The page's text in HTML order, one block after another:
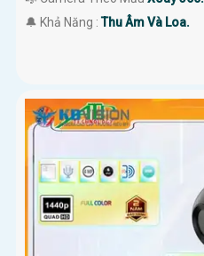
️🔔 Khả Năng :Thu Âm Và Loa.